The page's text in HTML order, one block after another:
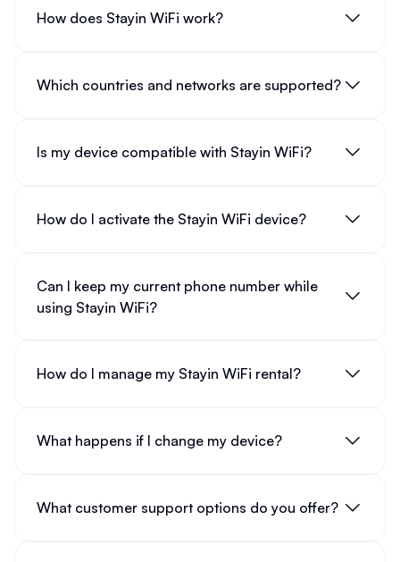
How does Stayin WiFi work?
Which countries and networks are supported?
Is my device compatible with Stayin WiFi?
How do I activate the Stayin WiFi device?
Can I keep my current phone number while
using Stayin WiFi?
How do I manage my Stayin WiFi rental?
What happens if I change my device?
What customer support options do you offer?